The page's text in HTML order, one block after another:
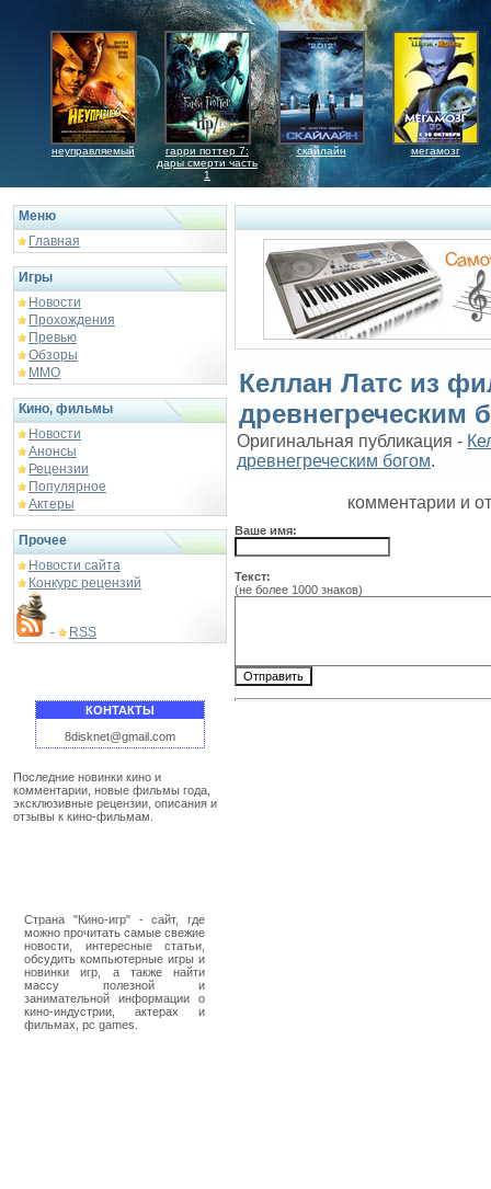
неуправляемый
гарри поттер 7:
дары смерти часть
1
скайлайн мегамозг
Меню
Главная
Игры
Новости
Прохождения
Превью
Обзоры
ММО
Кино, фильмы
Новости
Анонсы
Рецензии
Популярное
Актеры
Прочее
Новости сайта
Конкурс рецензий
- RSS
КОНТАКТЫ
8disknet@gmail.com
Последние новинки кино и
комментарии, новые фильмы года,
эксклюзивные рецензии, описания и
отзывы к кино-фильмам.
Страна "Кино-игр" - сайт, где
можно прочитать самые свежие
новости, интересные статьи,
обсудить компьютерные игры и
новинки игр, а также найти
массу полезной и
занимательной информации о
кино-индустрии, актерах и
фильмах, pc games.
Келлан Латс из
древнегреческим
Оригинальная публикация -
древнегреческим богом.
комментарии и
Ваше имя:
Текст:
(не более 1000 знаков)